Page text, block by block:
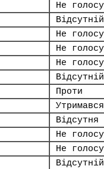
Не
Відсутній
Не
Не
Не
Відсутній
Проти
Утримався
Відсутня
Не
Не
Відсутній